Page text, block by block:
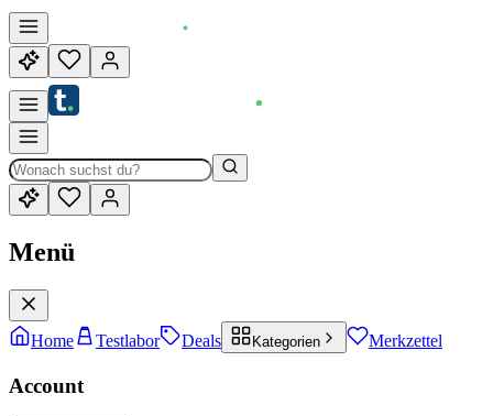
Menü
Home Testlabor Deals Kategorien Merkzettel
Account